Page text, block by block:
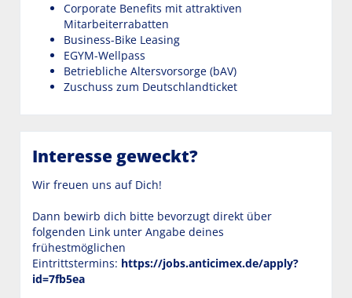
Corporate Benefits mit attraktiven
Mitarbeiterrabatten
Business-Bike Leasing
EGYM-Wellpass
Betriebliche Altersvorsorge (bAV)
Zuschuss zum Deutschlandticket
Interesse geweckt?
Wir freuen uns auf Dich!
Dann bewirb dich bitte bevorzugt direkt über
folgenden Link unter Angabe deines
frühestmöglichen
Eintrittstermins: https://jobs.anticimex.de/apply?
id=7fb5ea